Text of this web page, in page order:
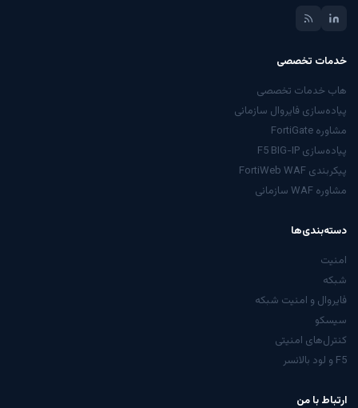
خدمات تخصصی
هاب خدمات تخصصی
پیاده‌سازی فایروال سازمانی
مشاوره FortiGate
پیاده‌سازی F5 BIG-IP
پیکربندی FortiWeb WAF
مشاوره WAF سازمانی
دسته‌بندی‌ها
امنیت
شبکه
فایروال و امنیت شبکه
سیسکو
کنترل‌های امنیتی
F5 و لود بالانسر
ارتباط با من